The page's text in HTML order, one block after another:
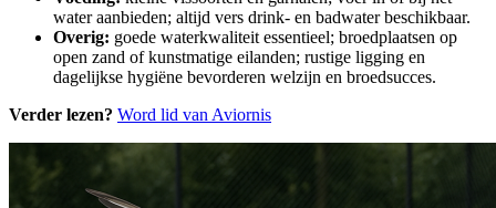
water aanbieden; altijd vers drink- en badwater beschikbaar.
Overig: goede waterkwaliteit essentieel; broedplaatsen op
open zand of kunstmatige eilanden; rustige ligging en
dagelijkse hygiëne bevorderen welzijn en broedsucces.
Verder lezen? Word lid van Aviornis